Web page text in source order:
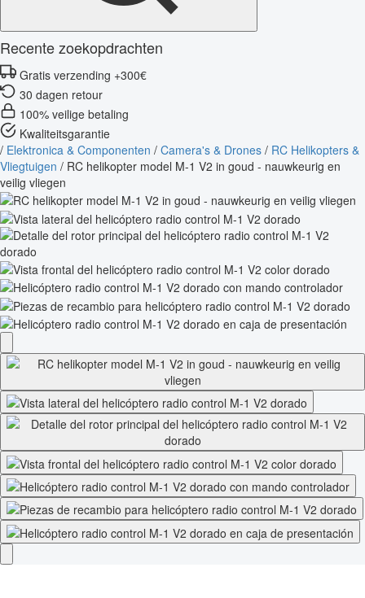
Recente zoekopdrachten
Gratis verzending +300€
30 dagen retour
100% veilige betaling
Kwaliteitsgarantie
/ Elektronica & Componenten / Camera's & Drones / RC Helikopters &
Vliegtuigen / RC helikopter model M-1 V2 in goud - nauwkeurig en
veilig vliegen